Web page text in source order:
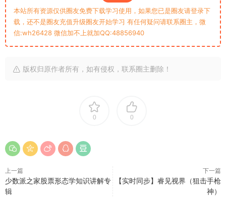
本站所有资源仅供圈友免费下载学习使用，如果您已是圈友请登录下
载，还不是圈友充值升级圈友开始学习 有任何疑问请联系圈主，微
信:wh26428 微信加不上就加QQ:48856940
版权归原作者所有，如有侵权，联系圈主删除！
0 0
上一篇
少数派之家股票形态学知识讲解专
辑
下一篇
【实时同步】睿见视界（狙击手枪
神）